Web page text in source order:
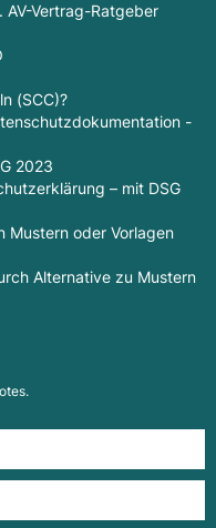
Vertrag-Ratgeber
(SCC)?
-
2023
– mit DSG
Mustern oder Vorlagen
Alternative zu Mustern